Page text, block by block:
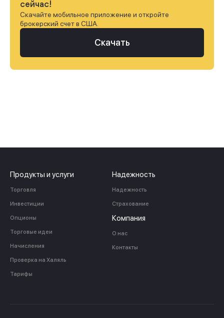
сейчас!
Скачайте мобильное приложение и откройте
брокерский счет в США.
Скачать
Продукты и услуги
Торговля
Инвестиции
Опционы
Торговые идеи
Начисления
Проверка на Халяль
Тарифы
Надежность
Надежность
Страхование
Компания
О нас
Контакты